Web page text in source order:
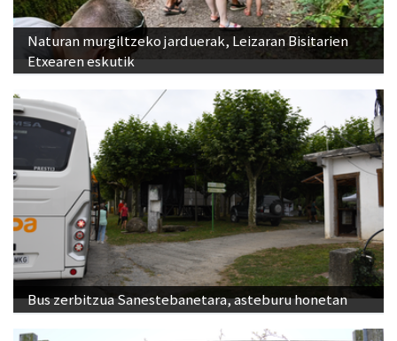
Naturan murgiltzeko jarduerak, Leizaran Bisitarien
Etxearen eskutik
Bus zerbitzua Sanestebanetara, asteburu honetan